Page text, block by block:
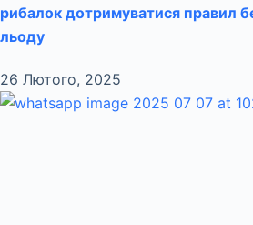
рибалок дотримуватися правил
льоду
26 Лютого, 2025